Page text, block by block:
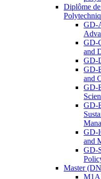
Diplôme
GD-
GD-
and
GD-
GD-
and
GD-
GD-
GD-
and
GD-
Master